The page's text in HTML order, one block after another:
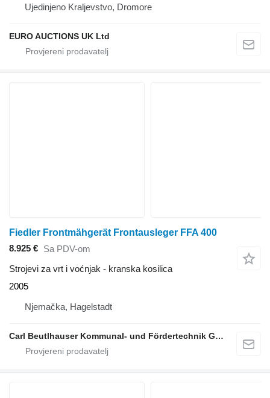
Ujedinjeno Kraljevstvo, Dromore
EURO AUCTIONS UK Ltd
Fiedler Frontmähgerät Frontausleger FFA 400
8.925 € Sa PDV-om
Strojevi za vrt i voćnjak - kranska kosilica
2005
Njemačka, Hagelstadt
Carl Beutlhauser Kommunal- und Fördertechnik GmbH & Co. KG